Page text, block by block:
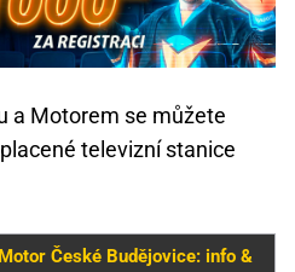
a Motorem se můžete
televizní stanice
České Budějovice: info &